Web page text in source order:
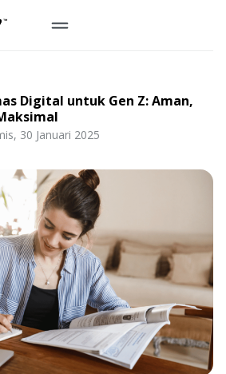
& Custom
Treasury
hal yang benar-benar berarti
Digital untuk Gen Z: Aman,
30 Januari 2025